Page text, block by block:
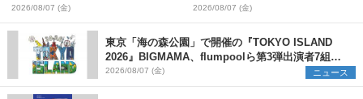
月より開催決定
2026/08/07 (金)
第11弾出演アーティスト（16組）
を発表
2026/08/07 (金)
東京「海の森公園」で開催の『TOKYO ISLAND
2026』BIGMAMA、flumpoolら第3弾出演者7組を
発表 ワークショップ・アート出展者を募集
2026/08/07 (金) ニュース